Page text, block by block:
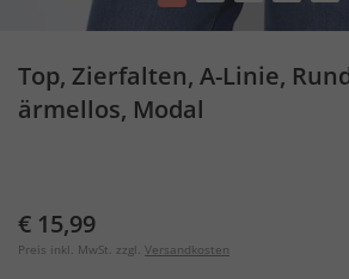
1 2 3 4 5
Top, Zierfalten, A-Linie,
ärmellos, Modal
€ 15,99
Preis inkl. MwSt. zzgl. Versandkosten